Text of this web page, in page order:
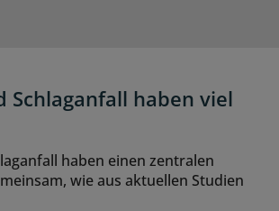
Schlaganfall haben viel
haben einen zentralen
wie aus aktuellen Studien